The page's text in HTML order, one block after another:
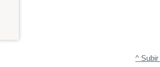
^ Subir